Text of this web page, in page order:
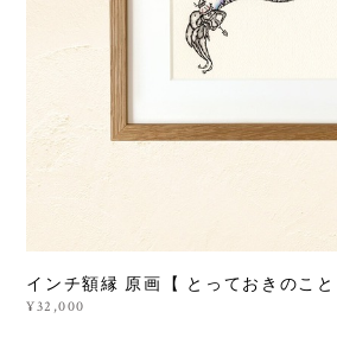
インチ額縁 原画【 とっておきのこと
¥32,000